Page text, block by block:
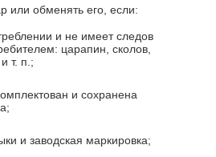
или обменять его, если:
и не имеет следов
царапин, сколов,
т. п.;
и сохранена
и заводская маркировка;